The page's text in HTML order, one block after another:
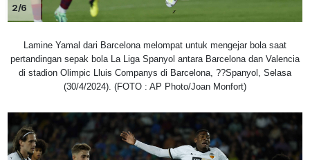
2/6
Lamine Yamal dari Barcelona melompat untuk mengejar bola saat
pertandingan sepak bola La Liga Spanyol antara Barcelona dan Valencia
di stadion Olimpic Lluis Companys di Barcelona, ??Spanyol, Selasa
(30/4/2024). (FOTO : AP Photo/Joan Monfort)